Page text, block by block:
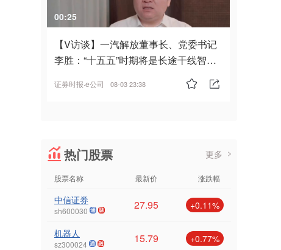
00:25
【V访谈】一汽解放董事长、党委书记
李胜：“十五五”时期将是长途干线智能
证券时报·e公司 08-03 23:38
热门股票 更多
股票名称 最新价 涨跌幅
中信证券
sh600030 27.95 +0.11%
机器人
sz300024 15.79 +0.77%